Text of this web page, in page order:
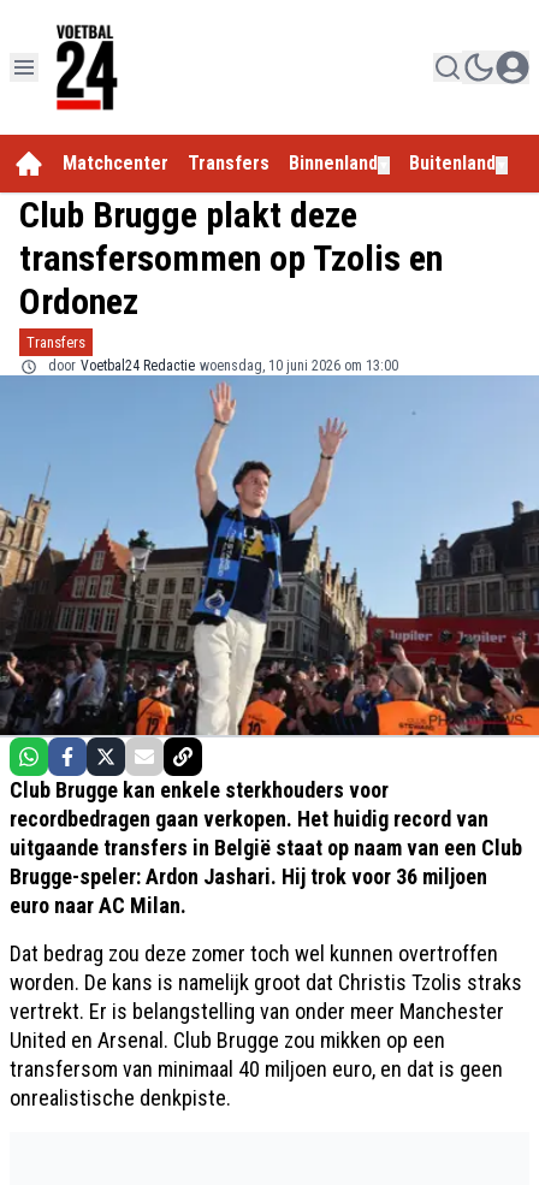
Matchcenter Transfers Binnenland Buitenland
Club Brugge plakt deze
transfersommen op Tzolis en
Ordonez
Transfers
door Voetbal24 Redactie woensdag, 10 juni 2026 om 13:00
Club Brugge kan enkele sterkhouders voor
recordbedragen gaan verkopen. Het huidig record van
uitgaande transfers in België staat op naam van een Club
Brugge-speler: Ardon Jashari. Hij trok voor 36 miljoen
euro naar AC Milan.
Dat bedrag zou deze zomer toch wel kunnen overtroffen
worden. De kans is namelijk groot dat Christis Tzolis straks
vertrekt. Er is belangstelling van onder meer Manchester
United en Arsenal. Club Brugge zou mikken op een
transfersom van minimaal 40 miljoen euro, en dat is geen
onrealistische denkpiste.